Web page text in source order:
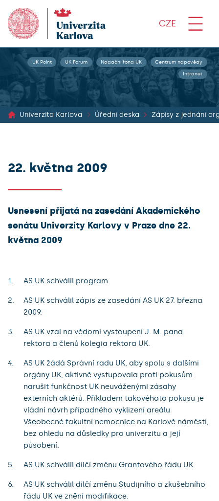
CZE
UK Point UK Forum Nadační fond UK Centrum nápovědy
Intranet
Univerzita Karlova Úřední deska
22. května 2009
Usnesení přijatá na zasedání Akademického
senátu Univerzity Karlovy v Praze dne 22.
května 2009
AS UK schválil program.
AS UK schválil zápis ze zasedání AS UK 27. března
2009.
AS UK vzal na vědomí vystoupení J. M. pana
rektora a členů kolegia rektora UK.
AS UK žádá Správní radu UK, aby spolu s dalšími
orgány UK, aktivně vystupovala proti pokusům
narušit funkčnost UK neuváženými zásahy
externích aktérů. Příkladem takovéhoto pokusu je
vládní návrh případného vyklizení areálu
Všeobecné fakultní nemocnice na Karlově náměstí,
bez ohledu na důsledky pro univerzitu a její
působení.
AS UK schválil dílčí změnu Grantového řádu UK.
AS UK schválil dílčí změnu Studijního a zkušebního
řádu UK ve znění modifikace.